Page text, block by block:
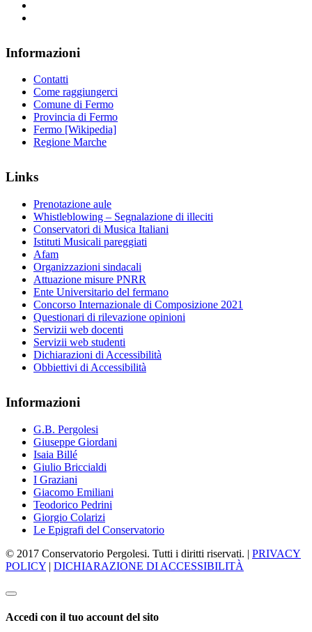
Informazioni
Contatti
Come raggiungerci
Comune di Fermo
Provincia di Fermo
Fermo [Wikipedia]
Regione Marche
Links
Prenotazione aule
Whistleblowing – Segnalazione di illeciti
Conservatori di Musica Italiani
Istituti Musicali pareggiati
Afam
Organizzazioni sindacali
Attuazione misure PNRR
Ente Universitario del fermano
Concorso Internazionale di Composizione 2021
Questionari di rilevazione opinioni
Servizii web docenti
Servizii web studenti
Dichiarazioni di Accessibilità
Obbiettivi di Accessibilità
Informazioni
G.B. Pergolesi
Giuseppe Giordani
Isaia Billé
Giulio Briccialdi
I Graziani
Giacomo Emiliani
Teodorico Pedrini
Giorgio Colarizi
Le Epigrafi del Conservatorio
© 2017 Conservatorio Pergolesi. Tutti i diritti riservati. | PRIVACY
POLICY | DICHIARAZIONE DI ACCESSIBILITÀ
Accedi con il tuo account del sito